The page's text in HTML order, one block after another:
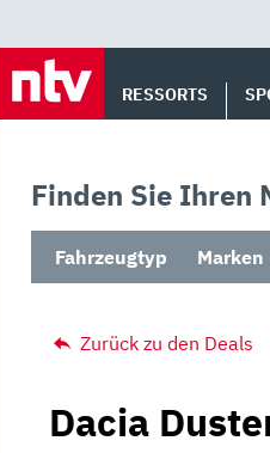
RESSORTS
Finden Sie Ihren
Fahrzeugtyp Marken
Zurück zu den Deals
Dacia